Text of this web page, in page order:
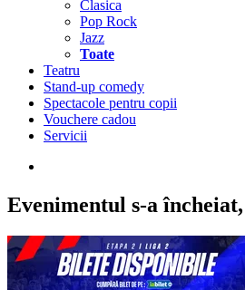
Clasica
Pop Rock
Jazz
Toate
Teatru
Stand-up comedy
Spectacole pentru copii
Vouchere cadou
Servicii
Evenimentul s-a încheiat,